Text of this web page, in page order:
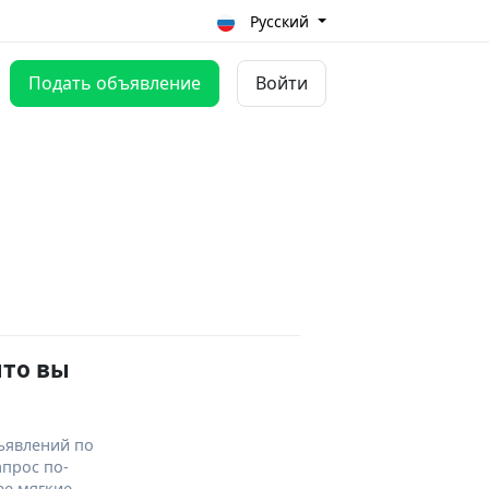
Русский
Подать объявление Войти
вы
по
по-